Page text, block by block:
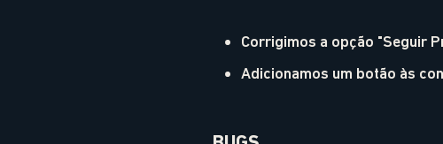
Corrigimos a opção "Seguir
Adicionamos um botão às